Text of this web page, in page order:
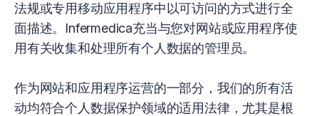
法规或专用移动应用程序中以可访问的方式进行全
面描述。Infermedica充当与您对网站或应用程序使
用有关收集和处理所有个人数据的管理员。
作为网站和应用程序运营的一部分，我们的所有活
动均符合个人数据保护领域的适用法律，尤其是根